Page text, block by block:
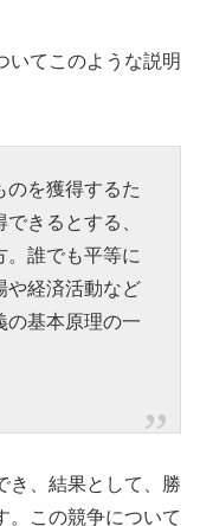
いてこのような説明
のを獲得するた
きるとする、
。誰でも平等に
や経済活動など
の基本原理の一
き、結果として、勝
。この競争について